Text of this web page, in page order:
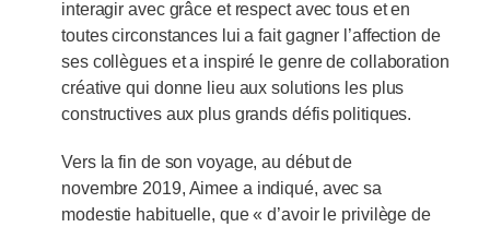
interagir avec grâce et respect avec tous et en
toutes circonstances lui a fait gagner l’affection de
ses collègues et a inspiré le genre de collaboration
créative qui donne lieu aux solutions les plus
constructives aux plus grands défis politiques.
Vers la fin de son voyage, au début de
novembre 2019, Aimee a indiqué, avec sa
modestie habituelle, que « d’avoir le privilège de